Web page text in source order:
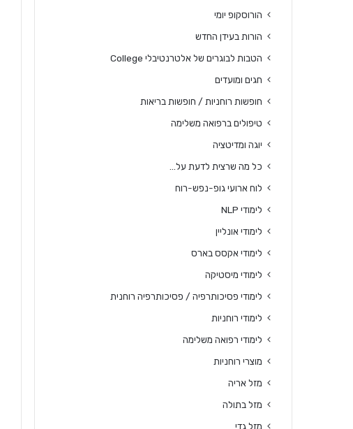
הורוסקופ יומי
הורות בעידן החדש
הטבות לבוגרים של אלטרנטיבלי College
חגים ומועדים
חופשות רוחניות / חופשות בריאות
טיפולים ברפואה משלימה
יוגה ומדיטציה
כל מה שרצית לדעת על…
לוח ארועי גופ-נפש-רוח
לימודי NLP
לימודי אונליין
לימודי אקסס בארס
לימודי מיסטיקה
לימודי פסיכותרפיה / פסיכותרפיה רוחנית
לימודי רוחניות
לימודי רפואה משלימה
מוצרי רוחניות
מזל אריה
מזל בתולה
מזל גדי